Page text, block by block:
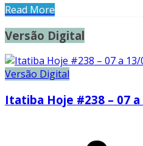
Read More
Versão Digital
Versão Digital
Itatiba Hoje #238 – 07